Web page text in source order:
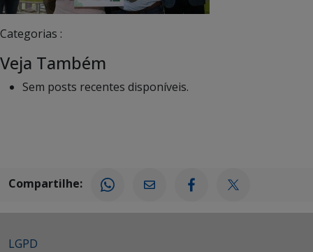
Categorias :
Veja Também
Sem posts recentes disponíveis.
Compartilhe:
LGPD